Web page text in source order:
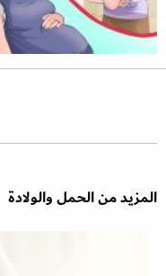
المزيد من الحمل والولادة